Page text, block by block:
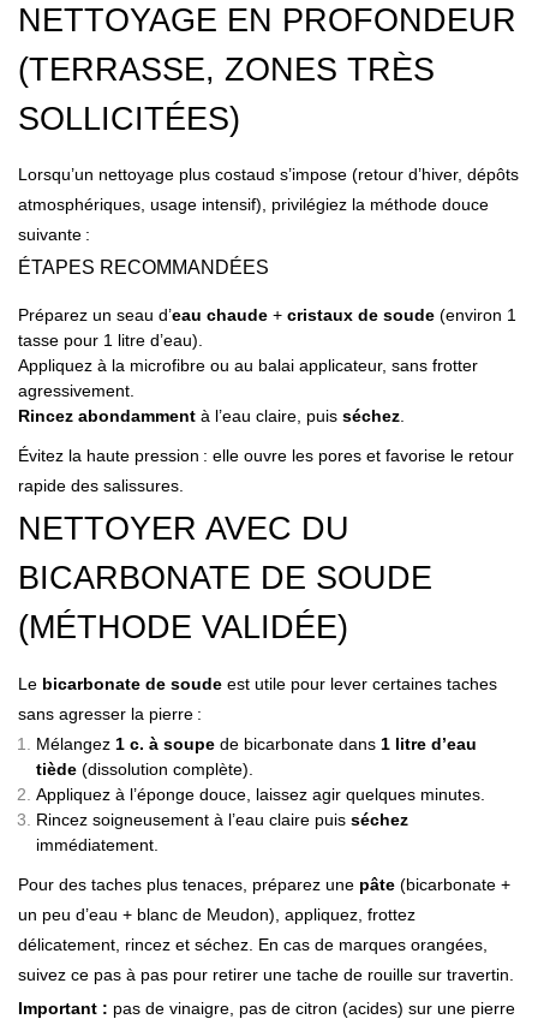
NETTOYAGE EN PROFONDEUR
(TERRASSE, ZONES TRÈS
SOLLICITÉES)
Lorsqu’un nettoyage plus costaud s’impose (retour d’hiver, dépôts
atmosphériques, usage intensif), privilégiez la méthode douce
suivante :
ÉTAPES RECOMMANDÉES
Préparez un seau d’eau chaude + cristaux de soude (environ 1
tasse pour 1 litre d’eau).
Appliquez à la microfibre ou au balai applicateur, sans frotter
agressivement.
Rincez abondamment à l’eau claire, puis séchez.
Évitez la haute pression : elle ouvre les pores et favorise le retour
rapide des salissures.
NETTOYER AVEC DU
BICARBONATE DE SOUDE
(MÉTHODE VALIDÉE)
Le bicarbonate de soude est utile pour lever certaines taches
sans agresser la pierre :
Mélangez 1 c. à soupe de bicarbonate dans 1 litre d’eau
tiède (dissolution complète).
Appliquez à l’éponge douce, laissez agir quelques minutes.
Rincez soigneusement à l’eau claire puis séchez
immédiatement.
Pour des taches plus tenaces, préparez une pâte (bicarbonate +
un peu d’eau + blanc de Meudon), appliquez, frottez
délicatement, rincez et séchez. En cas de marques orangées,
suivez ce pas à pas pour retirer une tache de rouille sur travertin.
Important : pas de vinaigre, pas de citron (acides) sur une pierre